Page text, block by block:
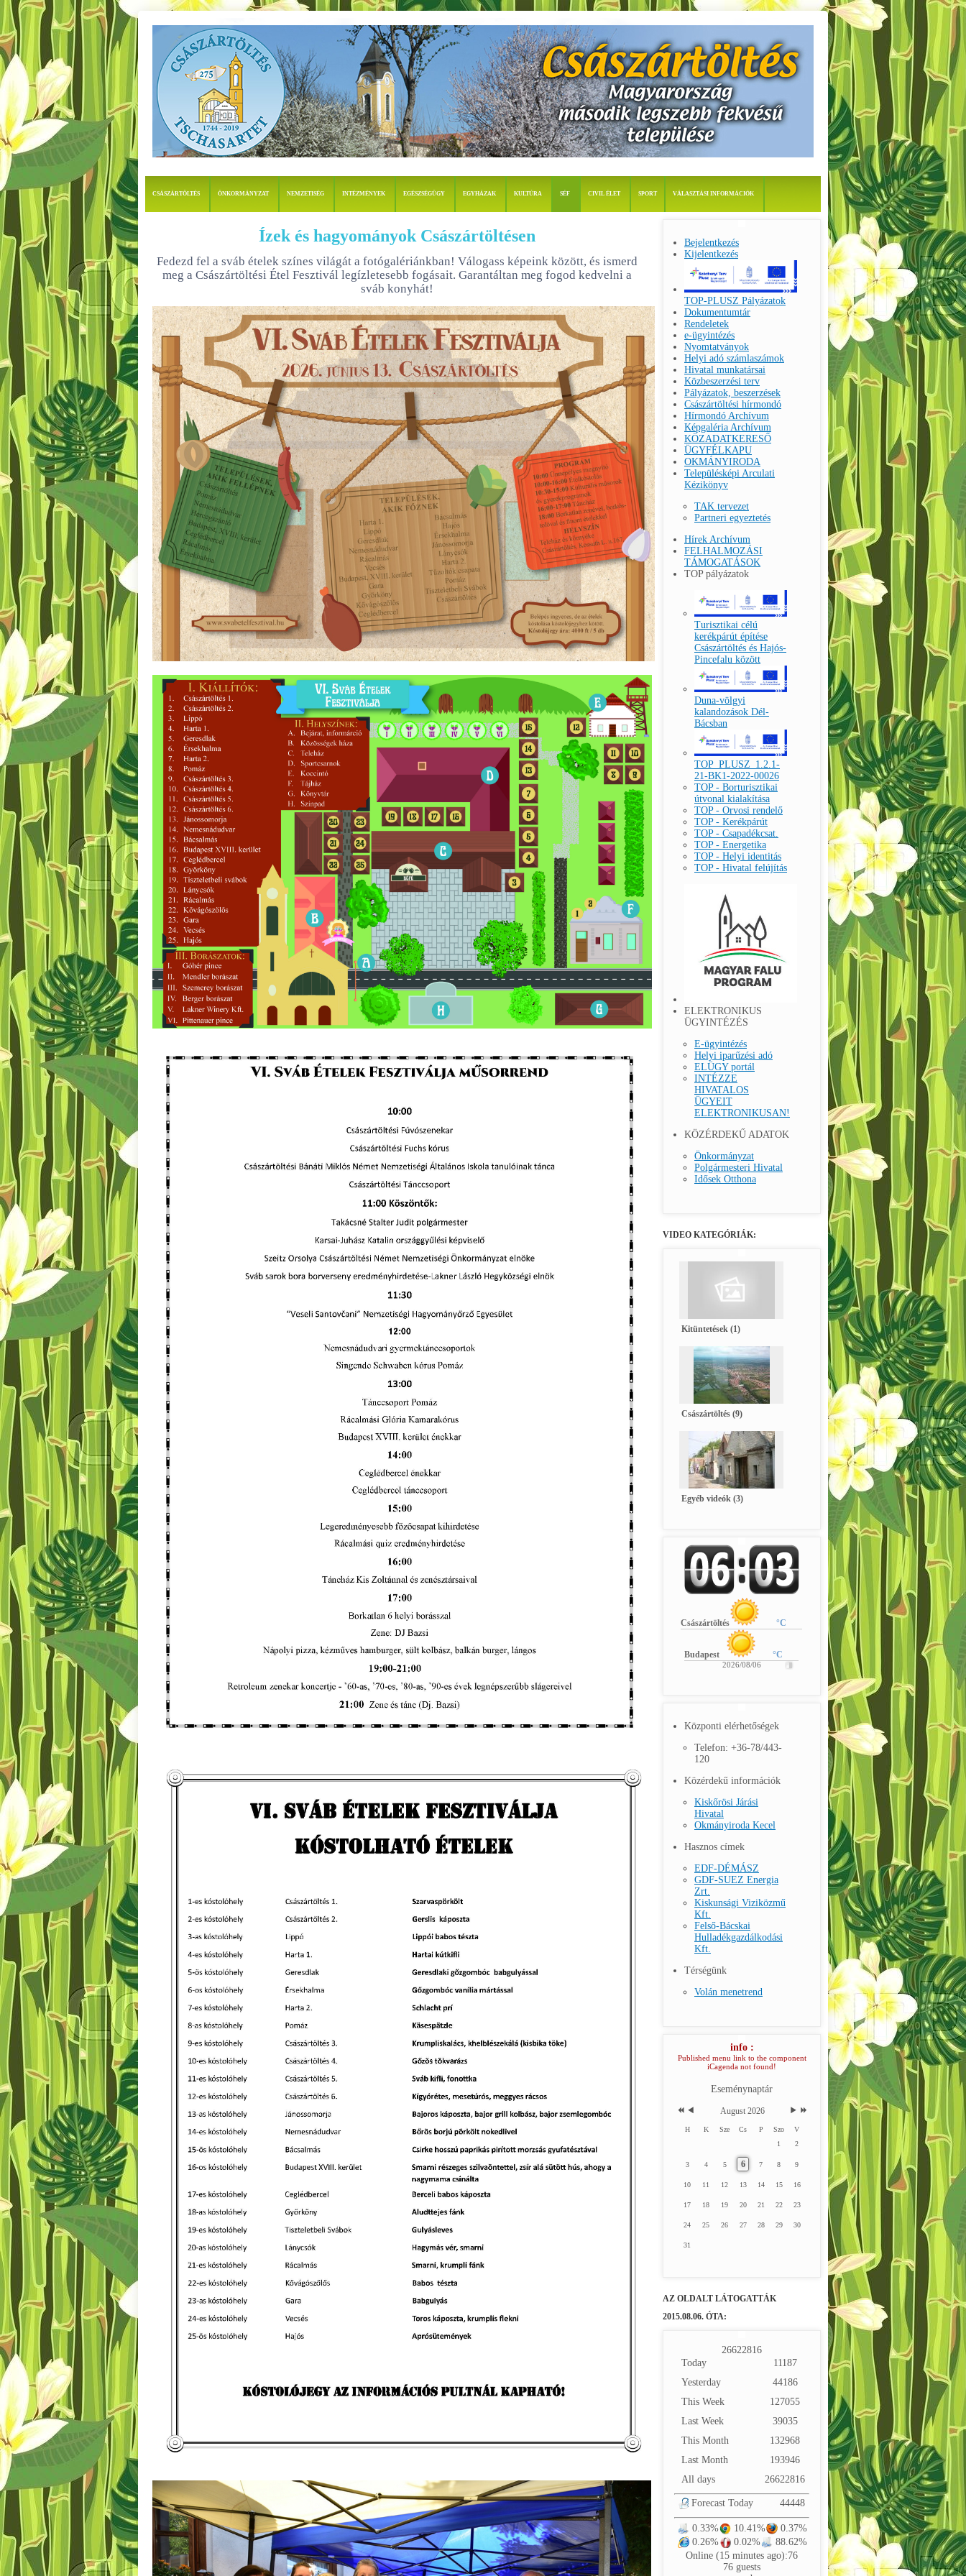
CSÁSZÁRTÖLTÉS ÖNKORMÁNYZAT NEMZETISÉG INTÉZMÉNYEK EGÉSZSÉGÜGY EGYHÁZAK KULTÚRA SÉF CIVIL ÉLET SPORT VÁLASZTÁSI INFORMÁCIÓK
Ízek és hagyományok Császártöltésen
Fedezd fel a sváb ételek színes világát a fotógalériánkban! Válogass képeink között, és ismerd
meg a Császártöltési Étel Fesztivál legízletesebb fogásait. Garantáltan meg fogod kedvelni a
sváb konyhát!
Bejelentkezés
Kijelentkezés
TOP-PLUSZ Pályázatok
Dokumentumtár
Rendeletek
e-ügyintézés
Nyomtatványok
Helyi adó számlaszámok
Hivatal munkatársai
Közbeszerzési terv
Pályázatok, beszerzések
Császártöltési hírmondó
Hírmondó Archívum
Képgaléria Archívum
KÖZADATKERESŐ
ÜGYFÉLKAPU
OKMÁNYIRODA
Településképi Arculati
Kézikönyv
TAK tervezet
Partneri egyeztetés
Hírek Archívum
FELHALMOZÁSI
TÁMOGATÁSOK
TOP pályázatok
Turisztikai célú
kerékpárút építése
Császártöltés és Hajós-
Pincefalu között
Duna-völgyi
kalandozások Dél-
Bácsban
TOP_PLUSZ_1.2.1-
21-BK1-2022-00026
TOP - Borturisztikai
útvonal kialakítása
TOP - Orvosi rendelő
TOP - Kerékpárút
TOP - Csapadékcsat.
TOP - Energetika
TOP - Helyi identitás
TOP - Hivatal felújítás
ELEKTRONIKUS
ÜGYINTÉZÉS
E-ügyintézés
Helyi iparűzési adó
ELÜGY portál
INTÉZZE
HIVATALOS
ÜGYEIT
ELEKTRONIKUSAN!
KÖZÉRDEKŰ ADATOK
Önkormányzat
Polgármesteri Hivatal
Idősek Otthona
VIDEO KATEGÓRIÁK:
Kitüntetések (1)
Császártöltés (9)
Egyéb videók (3)
Császártöltés °C
Budapest °C
2026/08/06
Központi elérhetőségek
Telefon: +36-78/443-
120
Közérdekű információk
Kiskőrösi Járási
Hivatal
Okmányiroda Kecel
Hasznos címek
EDF-DÉMÁSZ
GDF-SUEZ Energia
Zrt.
Kiskunsági Viziközmű
Kft.
Felső-Bácskai
Hulladékgazdálkodási
Kft.
Térségünk
Volán menetrend
info :
Published menu link to the component
iCagenda not found!
Eseménynaptár
August 2026
H K Sze Cs P Szo
V
1
2
3 4 5 6 7 8 9
10 11 12 13 14 15 16
17 18 19 20 21 22 23
24 25 26 27 28 29 30
31
AZ OLDALT LÁTOGATTÁK
2015.08.06. ÓTA:
26622816
Today
Yesterday
This Week
Last Week
This Month
Last Month
All days
11187
44186
127055
39035
132968
193946
26622816
Forecast Today 44448
0.33% 10.41%
0.37%
0.26%
0.02%
88.62%
Online (15 minutes ago):76
76 guests